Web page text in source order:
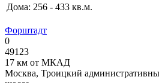
Дома: 256 - 433 кв.м.
Форштадт
0
49123
17 км от МКАД
Москва, Троицкий